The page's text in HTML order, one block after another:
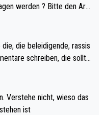
war bei Archie Self letzt
Weltmeister durch
Mitchel sich das (in Ve
die PDC-WM als Zi
werden ? Bitte den Arti
die beleidigende, rassis
schreiben, die sollte
wundert mich: Luke Little
über Social Media GvV p
öfters mal gegen Ric
Verstehe nicht, wieso das
ist